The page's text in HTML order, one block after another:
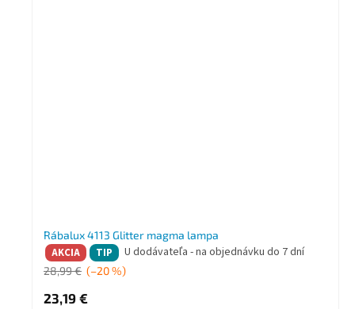
Rábalux 4113 Glitter magma lampa
AKCIA TIP U dodávateľa - na objednávku do 7 dní
28,99 € (–20 %)
23,19 €